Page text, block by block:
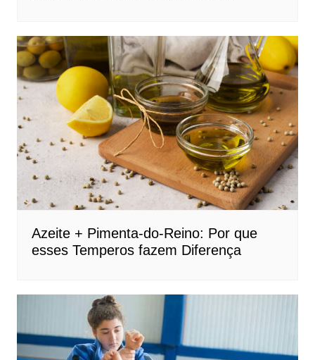
Azeite + Pimenta-do-Reino: Por que
esses Temperos fazem Diferença